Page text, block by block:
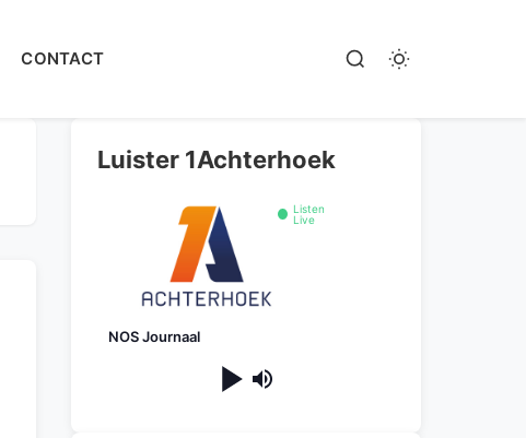
CONTACT
Luister 1Achterhoek
Listen
Live
NOS Journaal